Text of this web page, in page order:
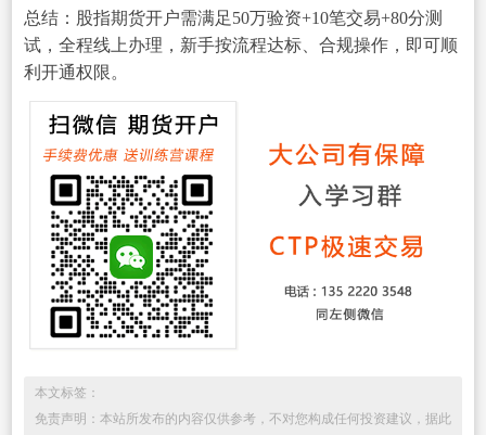
总结：股指期货开户需满足50万验资+10笔交易+80分测
试，全程线上办理，新手按流程达标、合规操作，即可顺
利开通权限。
本文标签：
免责声明：本站所发布的内容仅供参考，不对您构成任何投资建议，据此